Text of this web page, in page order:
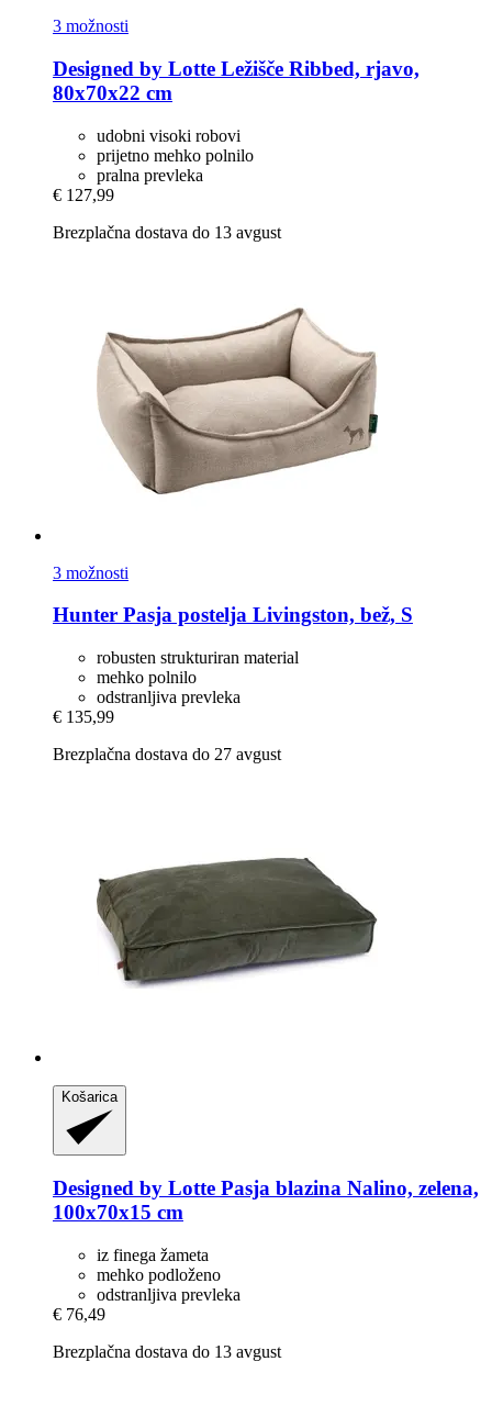
3 možnosti
Designed by Lotte Ležišče Ribbed, rjavo,
80x70x22 cm
udobni visoki robovi
prijetno mehko polnilo
pralna prevleka
€ 127,99
Brezplačna dostava do 13 avgust
3 možnosti
Hunter Pasja postelja Livingston, bež, S
robusten strukturiran material
mehko polnilo
odstranljiva prevleka
€ 135,99
Brezplačna dostava do 27 avgust
Košarica
Designed by Lotte Pasja blazina Nalino, zelena,
100x70x15 cm
iz finega žameta
mehko podloženo
odstranljiva prevleka
€ 76,49
Brezplačna dostava do 13 avgust